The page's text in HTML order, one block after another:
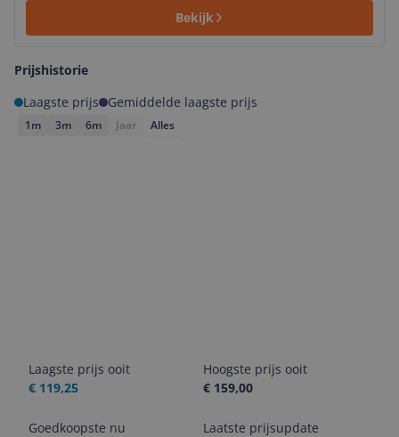
Bekijk
Prijshistorie
Laagste prijs
Gemiddelde laagste prijs
1m 3m 6m Jaar Alles
Laagste prijs ooit
€ 119,25
Hoogste prijs ooit
€ 159,00
Goedkoopste nu
Laatste prijsupdate